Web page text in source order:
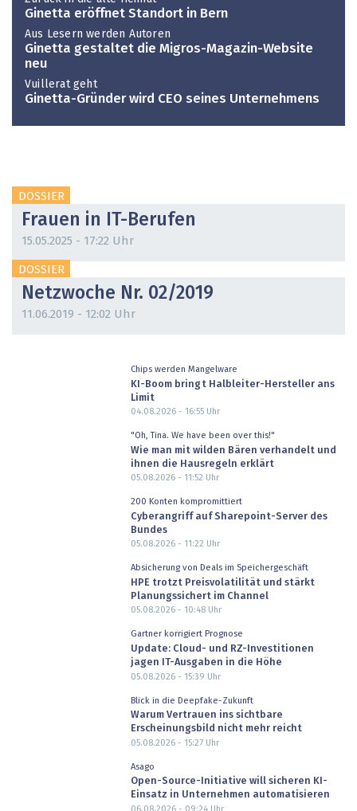
Ginetta eröffnet Standort in Bern
Aus Lesern werden Autoren
Ginetta gestaltet die Migros-Magazin-Website
neu
Vuillerat geht
Ginetta-Gründer wird CEO seines Unternehmens
DOSSIER
Frauen in IT-Berufen
15.05.2025 - 17:22 Uhr
DOSSIER
Netzwoche Nr. 02/2019
11.06.2019 - 12:02 Uhr
Chips werden Mangelware
KI-Boom bringt Halbleiter-Hersteller ans
Limit
04.08.2026 - 16:55Uhr
"Oh, Tina. We have been over this!"
Wie man mit wilden Bären verhandelt und
ihnen die Hausregeln erklärt
05.08.2026 - 11:52 Uhr
200 Konten kompromittiert
Cyberangriff auf Sharepoint-Server des
Bundes
05.08.2026 - 11:22 Uhr
Absicherung von Deals im Speichergeschäft
HPE trotzt Preisvolatilität und stärkt
Planungssichert im Channel
05.08.2026 - 10:48Uhr
Gartner korrigiert Prognose
Update: Cloud- und RZ-Investitionen
jagen IT-Ausgaben in die Höhe
05.08.2026 - 15:39 Uhr
Blick in die Deepfake-Zukunft
Warum Vertrauen ins sichtbare
Erscheinungsbild nicht mehr reicht
05.08.2026 - 15:27Uhr
Asago
Open-Source-Initiative will sicheren KI-
Einsatz in Unternehmen automatisieren
06.08.2026 - 09:24Uhr